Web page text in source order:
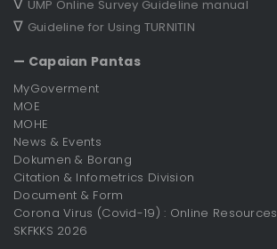
∇ UMP Online Survey Guideline manual
∇ Guideline for Using TURNITIN
— Capaian Pantas
MyGoverment
MOE
MOHE
News & Events
Dokumen & Borang
Citation & Infometrics Division
Document & Form
Corona Virus (Covid-19) : Online Resources
SKFKKS 2026